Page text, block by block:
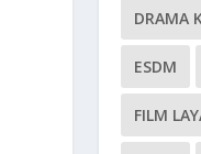
DRAMA
ESDM
FILM